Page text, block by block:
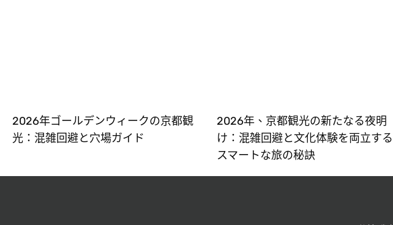
2026年ゴールデンウィークの京都観
光：混雑回避と穴場ガイド
2026年、京都観光の新たなる夜明
け：混雑回避と文化体験を両立する
スマートな旅の秘訣